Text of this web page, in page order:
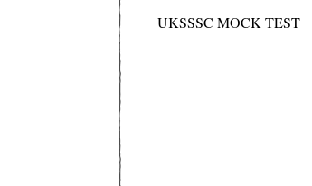
UKSSSC MOCK TEST